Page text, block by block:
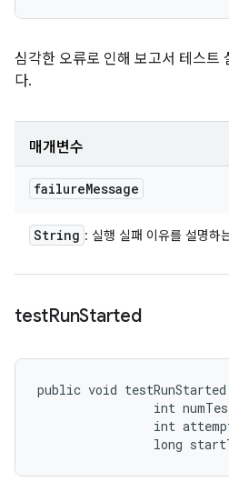
심각한 오류로 인해 보고서 테스트
다.
매개변수
failureMessage
String : 실행 실패 이유를 설명하
testRunStarted
public void
int
int
long